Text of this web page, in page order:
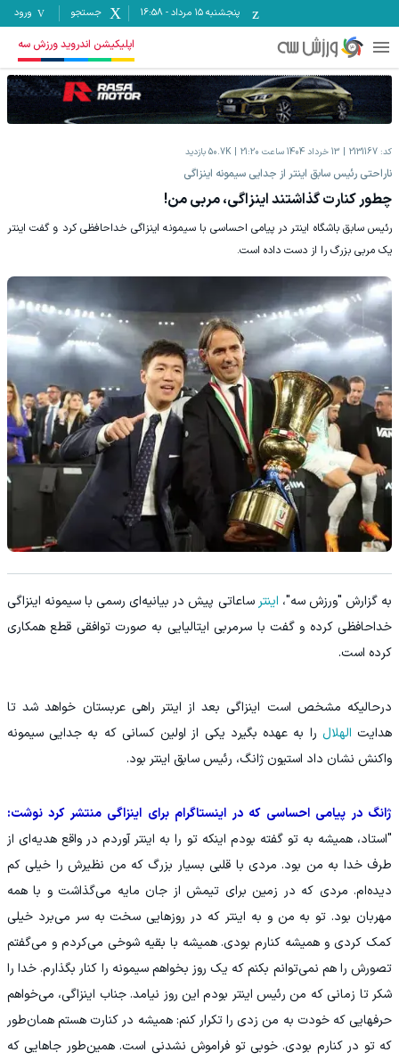
پنجشنبه ۱۵ مرداد -
16:58 جستجو ورود
اپلیکیشن اندروید ورزش سه
کد: 2131167 13 خرداد 1404 ساعت 21:20 50.7K بازدید
ناراحتی رئیس سابق اینتر از جدایی سیمونه اینزاگی
چطور کنارت گذاشتند اینزاگی، مربی من!‏
رئیس سابق باشگاه اینتر در پیامی احساسی با سیمونه اینزاگی ‏خداحافظی کرد و گفت اینتر
یک مربی بزرگ را از دست داده است. ‏
به گزارش "ورزش سه"، اینترساعاتی پیش در بیانیه‌ای رسمی با ‏سیمونه اینزاگی
خداحافظی کرده و گفت با سرمربی ایتالیایی به ‏صورت توافقی قطع همکاری
کرده است. ‏
درحالیکه مشخص است اینزاگی بعد از اینتر راهی عربستان خواهد ‏شد تا
هدایت الهلال را به عهده بگیرد یکی از اولین کسانی که به ‏جدایی سیمونه
واکنش نشان داد استیون ژانگ، رئیس سابق اینتر ‏بود. ‏
ژانگ در پیامی احساسی که در اینستاگرام برای اینزاگی منتشر کرد ‏نوشت:
"استاد، همیشه به تو گفته‌ بودم اینکه تو را به اینتر آوردم در ‏واقع هدیه‌ای از
طرف خدا به من بود. مردی با قلبی بسیار بزرگ که ‏من نظیرش را خیلی کم
دیده‌ام. مردی که در زمین برای تیمش از جان ‏مایه می‌گذاشت و با همه
مهربان بود. تو به من و به اینتر که در ‏روزهایی سخت به سر می‌برد خیلی
کمک کردی و همیشه کنارم ‏بودی. همیشه با بقیه شوخی می‌کردم و می‌گفتم
تصورش را هم ‏نمی‌توانم بکنم که یک روز بخواهم سیمونه را کنار بگذارم. خدا را
شکر ‏تا زمانی که من رئیس اینتر بودم این روز نیامد. جناب اینزاگی، ‏می‌خواهم
حرفهایی که خودت به من زدی را تکرار کنم: همیشه در ‏کنارت هستم همان‌طور
که تو در کنارم بودی. خوبی تو فراموش ‏نشدنی است. همین‌طور جا‌هایی که